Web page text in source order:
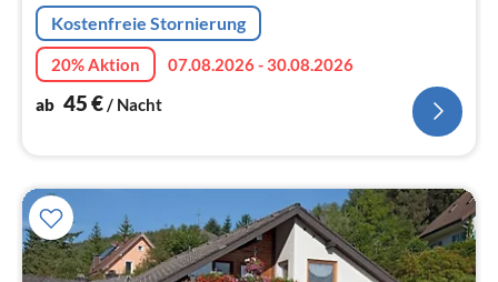
Kostenfreie Stornierung
20% Aktion
07.08.2026 - 30.08.2026
ab 45€/ Nacht